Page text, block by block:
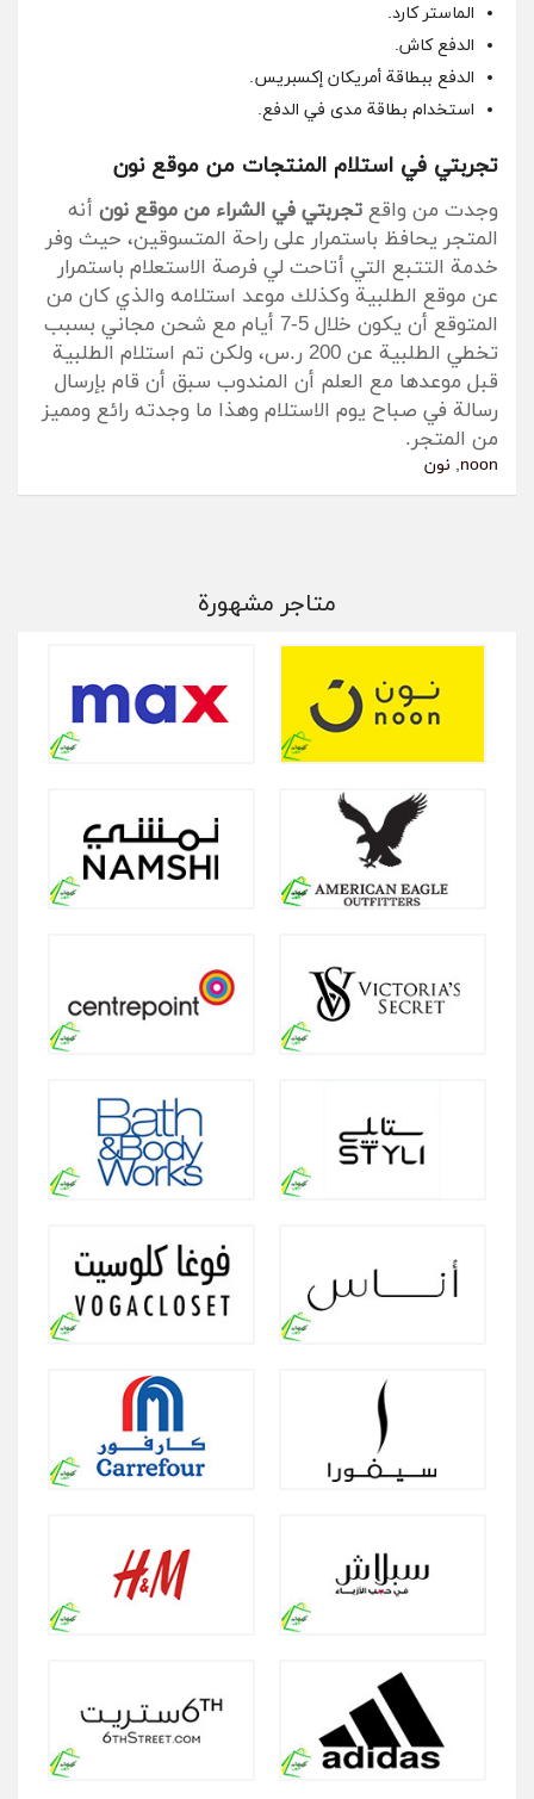
الماستر كارد.
الدفع كاش.
الدفع ببطاقة أمريكان إكسبريس.
استخدام بطاقة مدى في الدفع.
تجربتي في استلام المنتجات من موقع نون
وجدت من واقع تجربتي في الشراء من موقع نون أنه
المتجر يحافظ باستمرار على راحة المتسوقين، حيث وفر
خدمة التتبع التي أتاحت لي فرصة الاستعلام باستمرار
عن موقع الطلبية وكذلك موعد استلامه والذي كان من
المتوقع أن يكون خلال 5-7 أيام مع شحن مجاني بسبب
تخطي الطلبية عن 200 ر.س، ولكن تم استلام الطلبية
قبل موعدها مع العلم أن المندوب سبق أن قام بإرسال
رسالة في صباح يوم الاستلام وهذا ما وجدته رائع ومميز
من المتجر.
noon
, نون
متاجر مشهورة